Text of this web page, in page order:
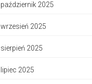
październik 2025
wrzesień 2025
sierpień 2025
lipiec 2025